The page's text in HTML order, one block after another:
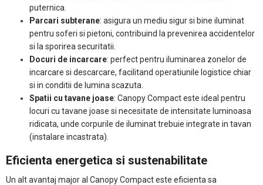
puternica.
Parcari subterane: asigura un mediu sigur si bine iluminat
pentru soferi si pietoni, contribuind la prevenirea accidentelor
si la sporirea securitatii.
Docuri de incarcare: perfect pentru iluminarea zonelor de
incarcare si descarcare, facilitand operatiunile logistice chiar
si in conditii de lumina scazuta.
Spatii cu tavane joase: Canopy Compact este ideal pentru
locuri cu tavane joase si necesitate de intensitate luminoasa
ridicata, unde corpurile de iluminat trebuie integrate in tavan
(instalare incastrata).
Eficienta energetica si sustenabilitate
Un alt avantaj major al Canopy Compact este eficienta sa